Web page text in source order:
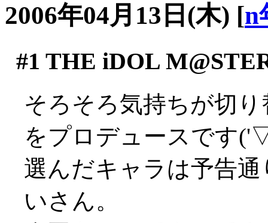
2006年04月13日(木) [n
#1 THE iDOL
そろそろ気持ちが切
をプロデュースです
選んだキャラは予告
いさん。